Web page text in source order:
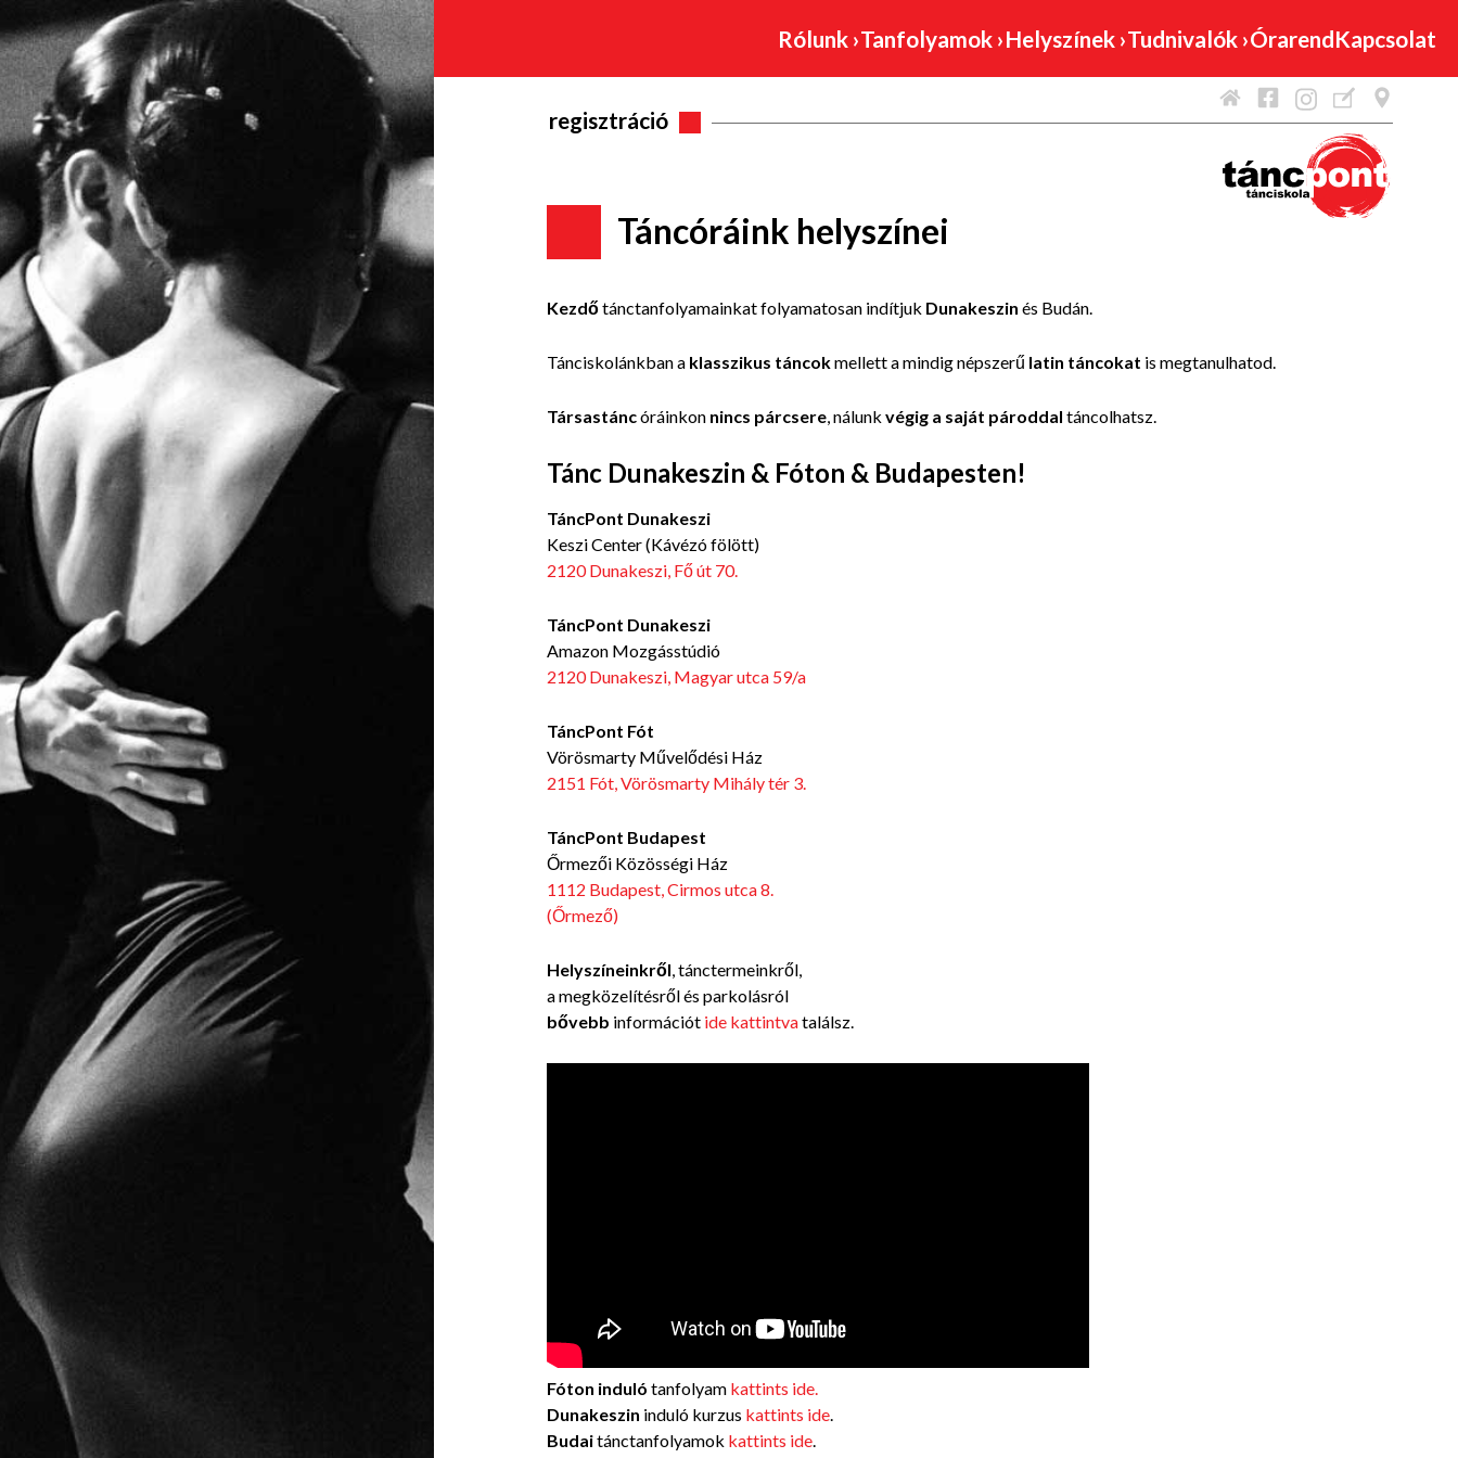
Rólunk ›Tanfolyamok ›Helyszínek ›Tudnivalók ›ÓrarendKapcsolat
regisztráció
Táncóráink helyszínei
Kezdőtánctanfolyamainkat folyamatosan indítjuk Dunakeszin és Budán.
Tánciskolánkban a klasszikus táncokmellett a mindig népszerű latin táncokat is megtanulhatod.
Társastáncóráinkon nincs párcsere, nálunk végig a saját pároddal táncolhatsz.
Tánc Dunakeszin & Fóton & Budapesten!
TáncPont Dunakeszi
Keszi Center (Kávézó fölött)
2120 Dunakeszi, Fő út 70.
TáncPont Dunakeszi
Amazon Mozgásstúdió
2120 Dunakeszi, Magyar utca 59/a
TáncPont Fót
Vörösmarty Művelődési Ház
2151 Fót, Vörösmarty Mihály tér 3.
TáncPont Budapest
Őrmezői Közösségi Ház
1112 Budapest, Cirmos utca 8.
(Őrmező)
Helyszíneinkről, tánctermeinkről,
a megközelítésről és parkolásról
bővebb információt ide kattintvatalálsz.
Fóton induló tanfolyam kattints ide.
Dunakeszin induló kurzus kattints ide.
Budaitánctanfolyamok kattints ide.